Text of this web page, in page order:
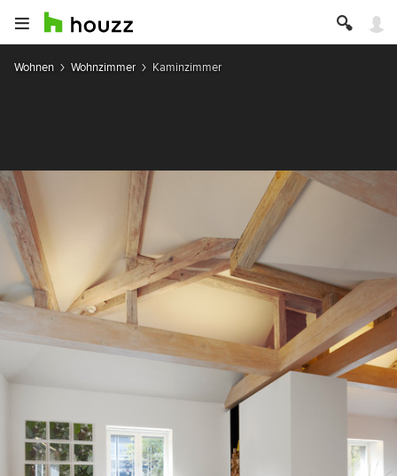
Wohnen Wohnzimmer Kaminzimmer